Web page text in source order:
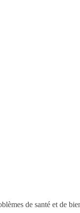
de santé et de